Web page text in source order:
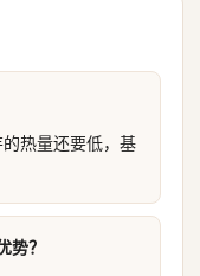
热量还要低，基
势？